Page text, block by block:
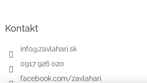
Kontakt
info@zavlahari.sk
0917 926 020
facebook.com/zavlahari